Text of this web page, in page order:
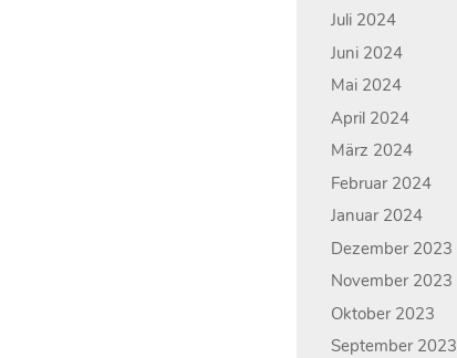
Juli 2024
Juni 2024
Mai 2024
April 2024
März 2024
Februar 2024
Januar 2024
Dezember 2023
November 2023
Oktober 2023
September 2023